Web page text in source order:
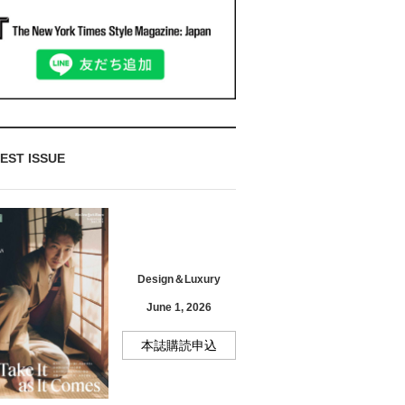
ISSUE
Design＆Luxury
June 1, 2026
本誌購読申込